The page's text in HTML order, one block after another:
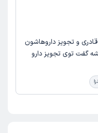
قادری و تجویز داروهاشون
گفت توی تجویز دارو